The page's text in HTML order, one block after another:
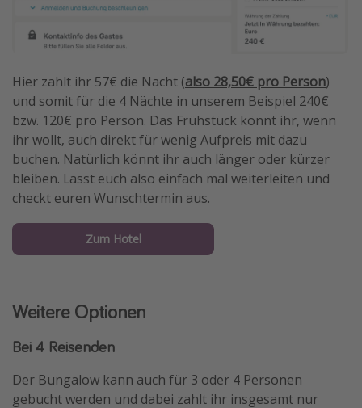
Hier zahlt ihr 57€ die Nacht (also 28,50€ pro Person)
und somit für die 4 Nächte in unserem Beispiel 240€
bzw. 120€ pro Person. Das Frühstück könnt ihr, wenn
ihr wollt, auch direkt für wenig Aufpreis mit dazu
buchen. Natürlich könnt ihr auch länger oder kürzer
bleiben. Lasst euch also einfach mal weiterleiten und
checkt euren Wunschtermin aus.
Zum Hotel
Weitere Optionen
Bei 4 Reisenden
Der Bungalow kann auch für 3 oder 4 Personen
gebucht werden und dabei zahlt ihr insgesamt nur